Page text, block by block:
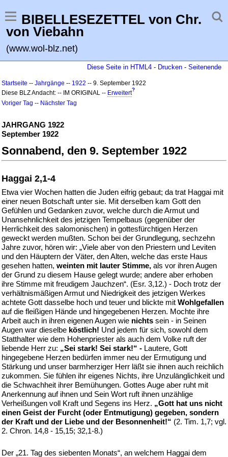
BIBELLESEZETTEL von Chr.
von Viebahn
(www.wol-blz.net)
Diese Seite in HTML4 - Drucken - Seitenende
Startseite -- Jahrgänge -- 1922 -- 9. September 1922
Diese BLZ Andacht: -- IM ORIGINAL -- Erweitert?
Voriger Tag -- Nächster Tag
JAHRGANG 1922
September 1922
Sonnabend, den 9. September 1922
Haggai 2,1-4
Etwa vier Wochen hatten die Juden eifrig gebaut; da trat Haggai mit
einer neuen Botschaft unter sie. Mit derselben kam Gott den
Gefühlen und Gedanken zuvor, welche durch die Armut und
Unansehnlichkeit des jetzigen Tempelbaus (gegenüber der
Herrlichkeit des salomonischen) in gottesfürchtigen Herzen
geweckt werden mußten. Schon bei der Grundlegung, sechzehn
Jahre zuvor, hören wir: „Viele aber von den Priestern und Leviten
und den Häuptern der Väter, den Alten, welche das erste Haus
gesehen hatten, weinten mit lauter Stimme, als vor ihren Augen
der Grund zu diesem Hause gelegt wurde; andere aber erhoben
ihre Stimme mit freudigem Jauchzen“. (Esr. 3,12.) - Doch trotz der
verhältnismäßigen Armut und Niedrigkeit des jetzigen Werkes
achtete Gott dasselbe hoch und teuer und blickte mit Wohlgefallen
auf die fleißigen Hände und hingegebenen Herzen. Mochte ihre
Arbeit auch in ihren eigenen Augen wie nichts sein - in Seinen
Augen war dieselbe köstlich! Und jedem für sich, sowohl dem
Statthalter wie dem Hohenpriester als auch dem Volke ruft der
liebende Herr zu: „Sei stark! Sei stark!“ - Lautere, Gott
hingegebene Herzen bedürfen immer neu der Ermutigung und
Stärkung und unser barmherziger Herr läßt sie ihnen auch reichlich
zukommen. Sie fühlen ihr eigenes Nichts, ihre Unzulänglichkeit und
die Schwachheit ihrer Bemühungen. Gottes Auge aber ruht mit
Anerkennung auf ihnen und Sein Wort ruft ihnen unzählige
Verheißungen voll Kraft und Segens ins Herz. „Gott hat uns nicht
einen Geist der Furcht (oder Entmutigung) gegeben, sondern
der Kraft und der Liebe und der Besonnenheit!“ (2. Tim. 1,7; vgl.
2. Chron. 14,8 - 15,15; 32,1-8.)
Der „21. Tag des siebenten Monats“, an welchem Haggai dem